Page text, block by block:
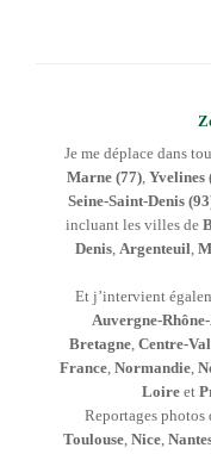
Je me déplace dans
Marne (77), Yvelines
Seine-Saint-Denis
incluant les villes de
Denis, Argenteuil,
Et j’intervient
Auvergne-
Bretagne, Centre-
France, Normandie,
Loireet
Reportages photos
Toulouse, Nice,